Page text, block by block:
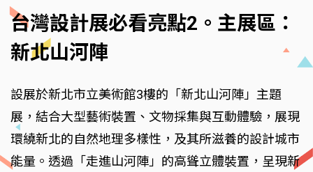
台灣設計展必看亮點2。主展區：
新北山河陣
設展於新北市立美術館3樓的「新北山河陣」主題
展，結合大型藝術裝置、文物採集與互動體驗，展現
環繞新北的自然地理多樣性，及其所滋養的設計城市
能量。透過「走進山河陣」的高聳立體裝置，呈現新